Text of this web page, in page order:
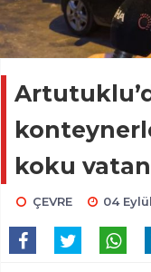
koku
ÇEVRE 04